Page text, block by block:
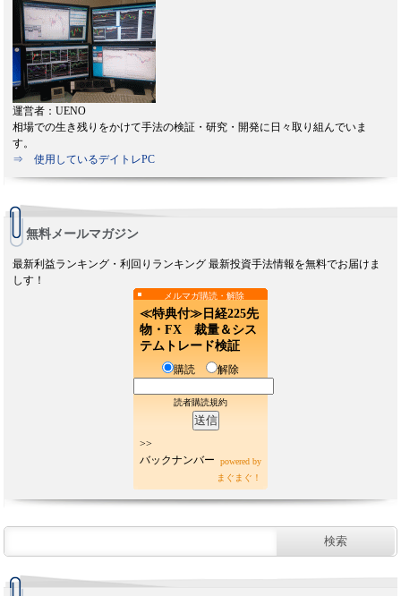
運営者：UENO
相場での生き残りをかけて手法の検証・研究・開発に日々取り組んでいま
す。
⇒ 使用しているデイトレPC
無料メールマガジン
最新利益ランキング・利回りランキング 最新投資手法情報を無料でお届けま
しす！
メルマガ購読・解除
≪特典付≫日経225先
物・FX 裁量＆シス
テムトレード検証
購読 解除
読者購読規約
>>
バックナンバー
powered by
まぐまぐ！